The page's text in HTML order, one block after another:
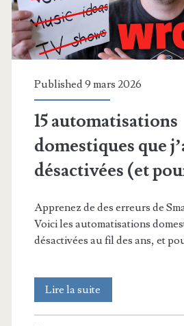
Published 9 mars 2026
15 automatisations
domestiques que
désactivées (et
Apprenez de des erreurs de
Voici les automatisations
désactivées au fil des ans, et
Lire la suite
automatisations